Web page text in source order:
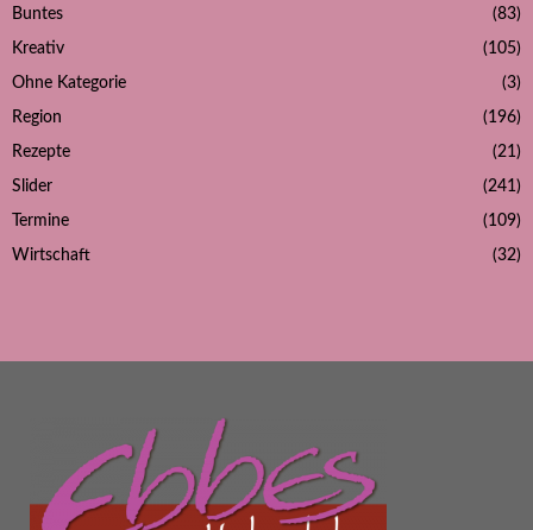
Buntes (83)
Kreativ (105)
Ohne Kategorie (3)
Region (196)
Rezepte (21)
Slider (241)
Termine (109)
Wirtschaft (32)